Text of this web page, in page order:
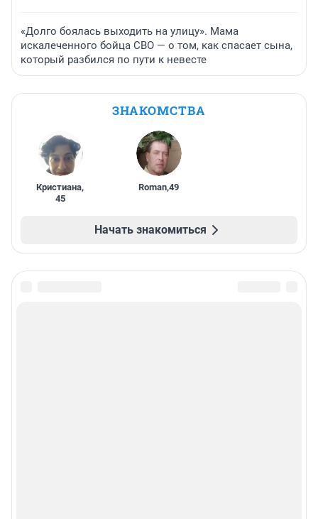
«Долго боялась выходить на улицу». Мама
искалеченного бойца СВО — о том, как спасает сына,
который разбился по пути к невесте
ЗНАКОМСТВА
Кристиана,
45
Roman,49
Начать знакомиться